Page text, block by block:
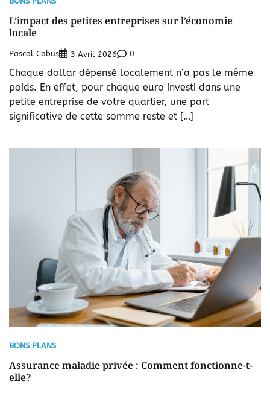
L’impact des petites entreprises sur l’économie
locale
Pascal Cabus 3 Avril 2026 0
Chaque dollar dépensé localement n’a pas le même
poids. En effet, pour chaque euro investi dans une
petite entreprise de votre quartier, une part
significative de cette somme reste et […]
BONS PLANS
Assurance maladie privée : Comment fonctionne-t-
elle?